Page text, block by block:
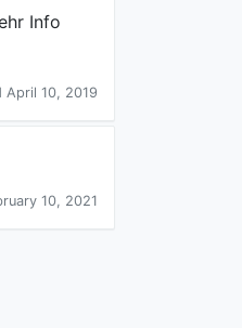
Info
April 10, 2019
10, 2021